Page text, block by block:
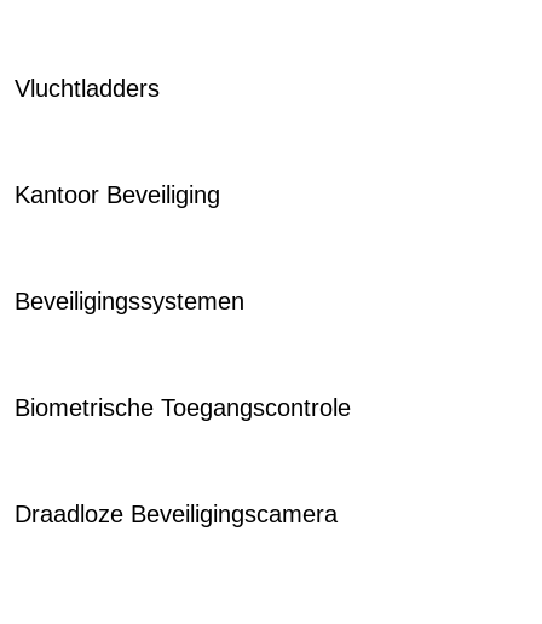
Vluchtladders
Kantoor Beveiliging
Beveiligingssystemen
Biometrische Toegangscontrole
Draadloze Beveiligingscamera